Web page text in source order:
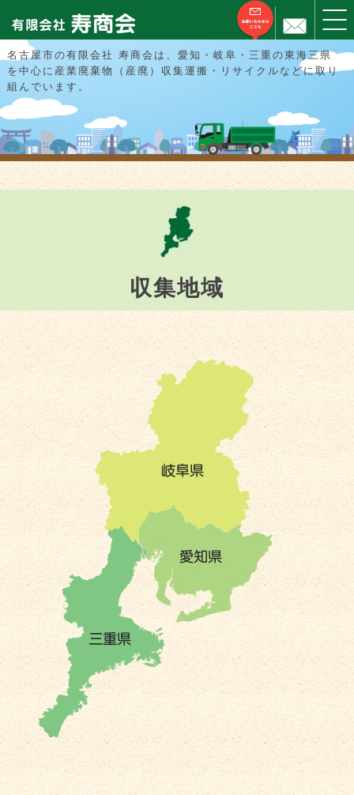
名古屋市の有限会社 寿商会は、愛知・岐阜・三重の東海三県
を中心に産業廃棄物（産廃）収集運搬・リサイクルなどに取り
組んでいます。
収集地域